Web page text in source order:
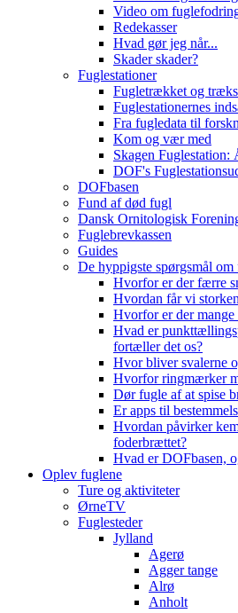
Video om
Redekasser
Hvad gør jeg når...
Skader skader?
Fuglestationer
Fugletrækket og
Fuglestationernes
Fra fugledata til
Kom og vær med
Skagen Fuglestation:
DOF's
DOFbasen
Fund af død fugl
Dansk Ornitologisk
Fuglebrevkassen
Guides
De hyppigste spørgsmål om
Hvorfor er der færre
Hvordan får vi
Hvorfor er der mange
Hvad er
fortæller det os?
Hvor bliver svalerne
Hvorfor ringmærker
Dør fugle af at spise
Er apps til
Hvordan påvirker
foderbrættet?
Hvad er DOFbasen,
Oplev fuglene
Ture og aktiviteter
ØrneTV
Fuglesteder
Jylland
Agerø
Agger tange
Alrø
Anholt